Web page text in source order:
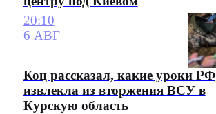
20:10
6 АВГ
Коц рассказал, какие уроки РФ
извлекла из вторжения ВСУ в
Курскую область